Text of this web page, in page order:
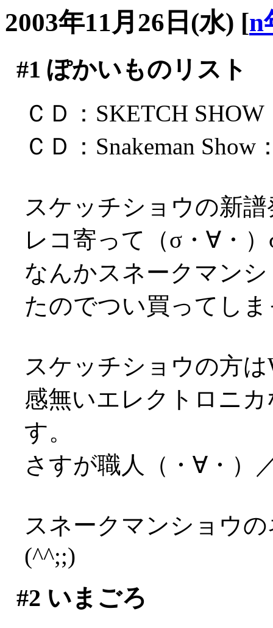
2003年11月26日(水) [n
#1 ぽかいものリスト
ＣＤ：SKETCH
ＣＤ：Snakeman
スケッチショウの新
レコ寄って（σ・∀・
なんかスネークマン
たのでつい買ってし
スケッチショウの方
感無いエレクトロニ
す。
さすが職人（・∀・）
スネークマンショウ
(^^;;)
#2 いまごろ